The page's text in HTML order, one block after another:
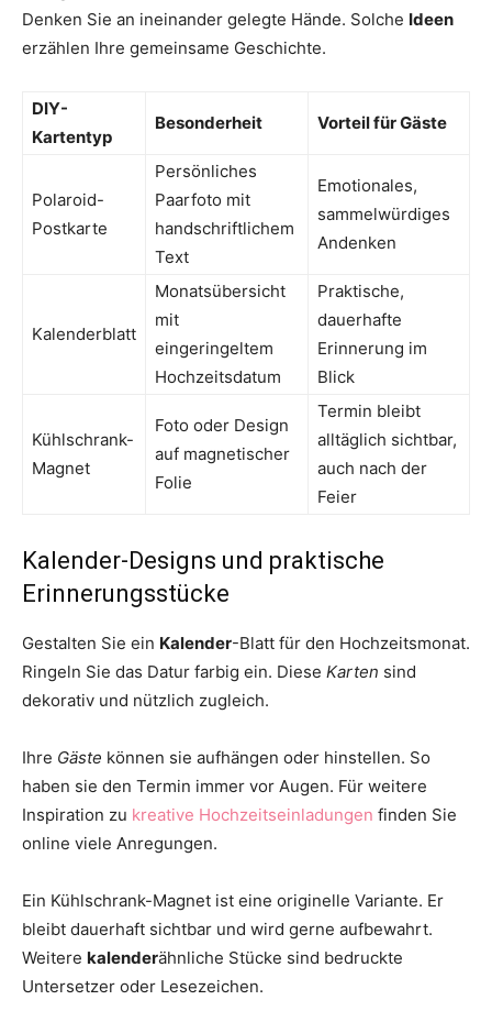
Denken Sie an ineinander gelegte Hände. Solche Ideen
erzählen Ihre gemeinsame Geschichte.
DIY-
Kartentyp
Besonderheit Vorteil für Gäste
Polaroid-
Postkarte
Persönliches
Paarfoto mit
handschriftlichem
Text
Emotionales,
sammelwürdiges
Andenken
Kalenderblatt
Monatsübersicht
mit
eingeringeltem
Hochzeitsdatum
Praktische,
dauerhafte
Erinnerung im
Blick
Kühlschrank-
Magnet
Foto oder Design
auf magnetischer
Folie
Termin bleibt
alltäglich sichtbar,
auch nach der
Feier
Kalender-Designs und praktische
Erinnerungsstücke
Gestalten Sie ein Kalender-Blatt für den Hochzeitsmonat.
Ringeln Sie das Datur farbig ein. Diese Karten sind
dekorativ und nützlich zugleich.
Ihre Gäste können sie aufhängen oder hinstellen. So
haben sie den Termin immer vor Augen. Für weitere
Inspiration zu kreative Hochzeitseinladungen finden Sie
online viele Anregungen.
Ein Kühlschrank-Magnet ist eine originelle Variante. Er
bleibt dauerhaft sichtbar und wird gerne aufbewahrt.
Weitere kalenderähnliche Stücke sind bedruckte
Untersetzer oder Lesezeichen.